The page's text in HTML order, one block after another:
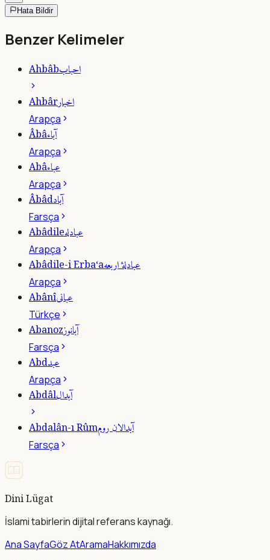
Hata Bildir
Benzer Kelimeler
Ahbâbاحباب
Ahbârاخبار
Arapça
Âbâآباء
Arapça
Abâعباء
Arapça
Âbâdآباد
Farsça
Abâdileعبادله
Arapça
Abâdile-i Erba‘aعبادلۀ اربعه
Arapça
Abânîعبانى
Türkçe
Abanozآبانوز
Farsça
Abdعبد
Arapça
Abdâlآبدال
Abdalân-ı Rûmآبدالان روم
Farsça
Dini Lügat
İslami tabirlerin dijital referans kaynağı.
Ana SayfaGöz AtAramaHakkımızda